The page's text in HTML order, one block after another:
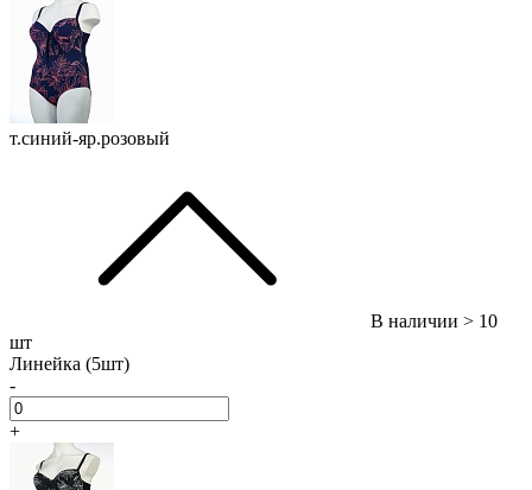
т.синий-яр.розовый
В наличии > 10
шт
Линейка (5шт)
-
+